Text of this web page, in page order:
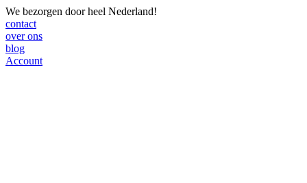
We bezorgen door heel Nederland!
contact
over ons
blog
Account